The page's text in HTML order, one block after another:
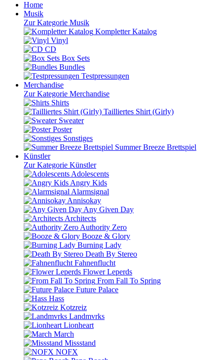
Home
Musik
Zur Kategorie Musik
Kompletter Katalog
Vinyl
CD
Box Sets
Bundles
Testpressungen
Merchandise
Zur Kategorie Merchandise
Shirts
Tailliertes Shirt (Girly)
Sweater
Poster
Sonstiges
Summer Breeze Brettspiel
Künstler
Zur Kategorie Künstler
Adolescents
Angry Kids
Alarmsignal
Annisokay
Any Given Day
Architects
Authority Zero
Booze & Glory
Burning Lady
Death By Stereo
Fahnenflucht
Flower Leperds
From Fall To Spring
Future Palace
Hass
Kotzreiz
Landmvrks
Lionheart
March
Missstand
NOFX